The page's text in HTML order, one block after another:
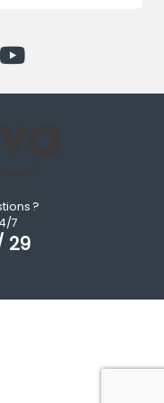
?
7
29